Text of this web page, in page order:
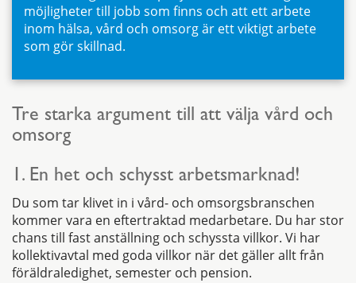
möjligheter till jobb som finns och att ett arbete
inom hälsa, vård och omsorg är ett viktigt arbete
som gör skillnad.
Tre starka argument till att välja vård och
omsorg
1. En het och schysst arbetsmarknad!
Du som tar klivet in i vård- och omsorgsbranschen
kommer vara en eftertraktad medarbetare. Du har stor
chans till fast anställning och schyssta villkor. Vi har
kollektivavtal med goda villkor när det gäller allt från
föräldraledighet, semester och pension.